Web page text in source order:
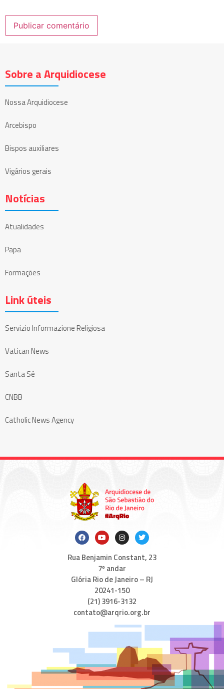
Sobre a Arquidiocese
Nossa Arquidiocese
Arcebispo
Bispos auxiliares
Vigários gerais
Notícias
Atualidades
Papa
Formações
Link úteis
Servizio Informazione Religiosa
Vatican News
Santa Sé
CNBB
Catholic News Agency
Rua Benjamin Constant, 23
7º andar
Glória Rio de Janeiro – RJ
20241-150
(21) 3916-3132
contato@arqrio.org.br